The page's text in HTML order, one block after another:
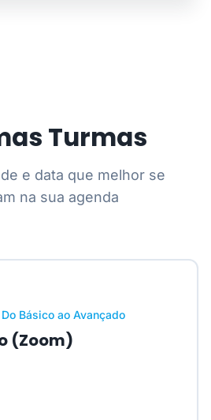
Turmas
e data que melhor se
na sua agenda
Básico ao Avançado
(Zoom)